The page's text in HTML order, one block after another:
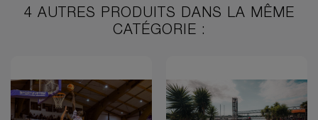
4 AUTRES PRODUITS DANS LA MÊME
CATÉGORIE :